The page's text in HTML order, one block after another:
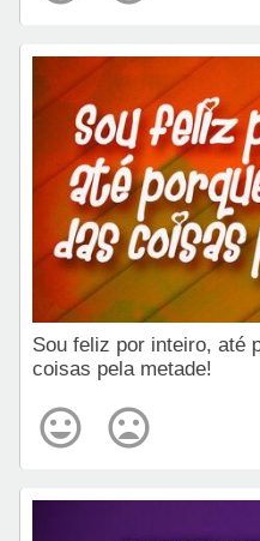
Sou feliz por inteiro, até
coisas pela metade!